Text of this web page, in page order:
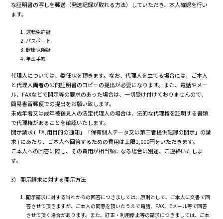
な証明書の写しを郵送（発送記録が取れる方法）していただき、本人確認を行い
ます。
運転免許証
パスポート
健康保険証
年金手帳
代理人については、委任状を頂きます。なお、代理人を立てる場合には、ご本人
と代理人両者の公的証明書のコピーの提出が必要になります。また、電話やメー
ル、FAXなどで開示等の要求のあった場合は、一切受け付けておりませんので、
簡易書留郵便での提出をお願い致します。
未成年者又は成年被後見人の法定代理人の場合は、法的な代理権を証明する書類
で代理権があることを確認いたします。
開示請求 (「利用目的の通知」「保有個人データ又は第三者提供記録の開示」の請
求 ) にあたり、ご本人へ回答するための費用は上限1,000円をいただきます。
ご本人への回答に際し、その費用が相当額になる場合は別途、ご連絡いたしま
す。
3） 開示請求に対する開示方法
開示請求に対する当社からの回答につきましては、原則として、ご本人に文書で回
答させて頂きますが、ご本人の同意を頂いたうえで電話、FAX、Eメール等で回答
させて頂く場合があります。また、訂正・利用停止等の請求につきましては、ご本